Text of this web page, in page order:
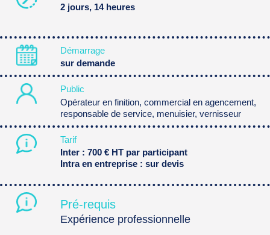
2 jours, 14 heures
Démarrage
sur demande
Public
Opérateur en finition, commercial en agencement,
responsable de service, menuisier, vernisseur
Tarif
Inter : 700 € HT par participant
Intra en entreprise : sur devis
Pré-requis
Expérience professionnelle